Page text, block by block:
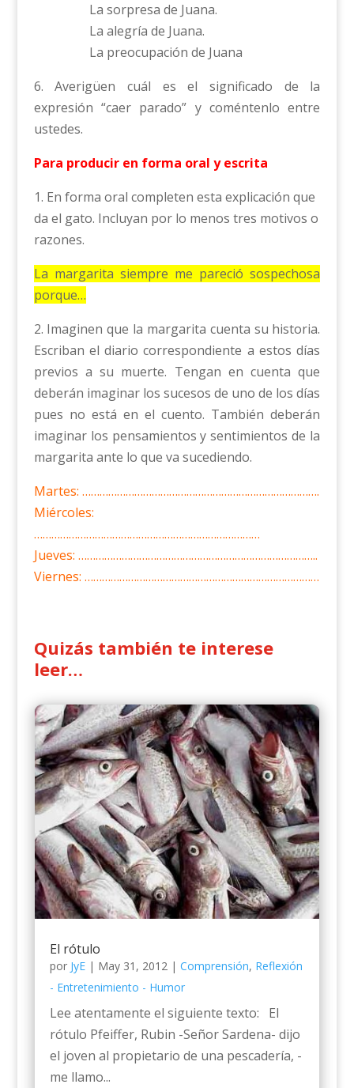
La sorpresa de Juana.
La alegría de Juana.
La preocupación de Juana
6. Averigüen cuál es el significado de la
expresión “caer parado” y coméntenlo entre
ustedes.
Para producir en forma oral y escrita
1. En forma oral completen esta explicación que
da el gato. Incluyan por lo menos tres motivos o
razones.
La margarita siempre me pareció sospechosa
porque…
2. Imaginen que la margarita cuenta su historia.
Escriban el diario correspondiente a estos días
previos a su muerte. Tengan en cuenta que
deberán imaginar los sucesos de uno de los días
pues no está en el cuento. También deberán
imaginar los pensamientos y sentimientos de la
margarita ante lo que va sucediendo.
Martes: ……………………………………………………………………….
Miércoles:
……………………………………………………………………
Jueves: ………………………………………………………………………..
Viernes: ………………………………………………………………………
Quizás también te interese
leer…
El rótulo
por JyE| May 31, 2012| Comprensión, Reflexión
- Entretenimiento - Humor
Lee atentamente el siguiente texto: El
rótulo Pfeiffer, Rubin -Señor Sardena- dijo
el joven al propietario de una pescadería, -
me llamo...